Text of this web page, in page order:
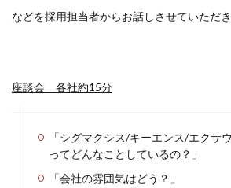
などを採用担当者からお話しさせていただき
座談会 各社約15分
「シグマクシス/キーエンス/エクサ
ってどんなことしているの？」
「会社の雰囲気はどう？」